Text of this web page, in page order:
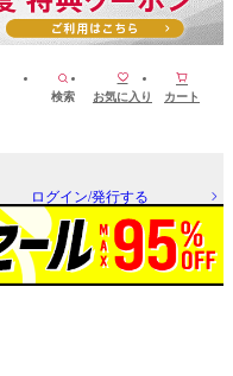
検索 お気に入り カート
ログイン/発行する